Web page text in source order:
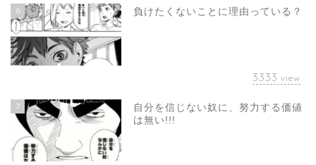
6 負けたくないことに理由っている？
3333 view
7
自分を信じない奴に、努力する価値
は無い!!!